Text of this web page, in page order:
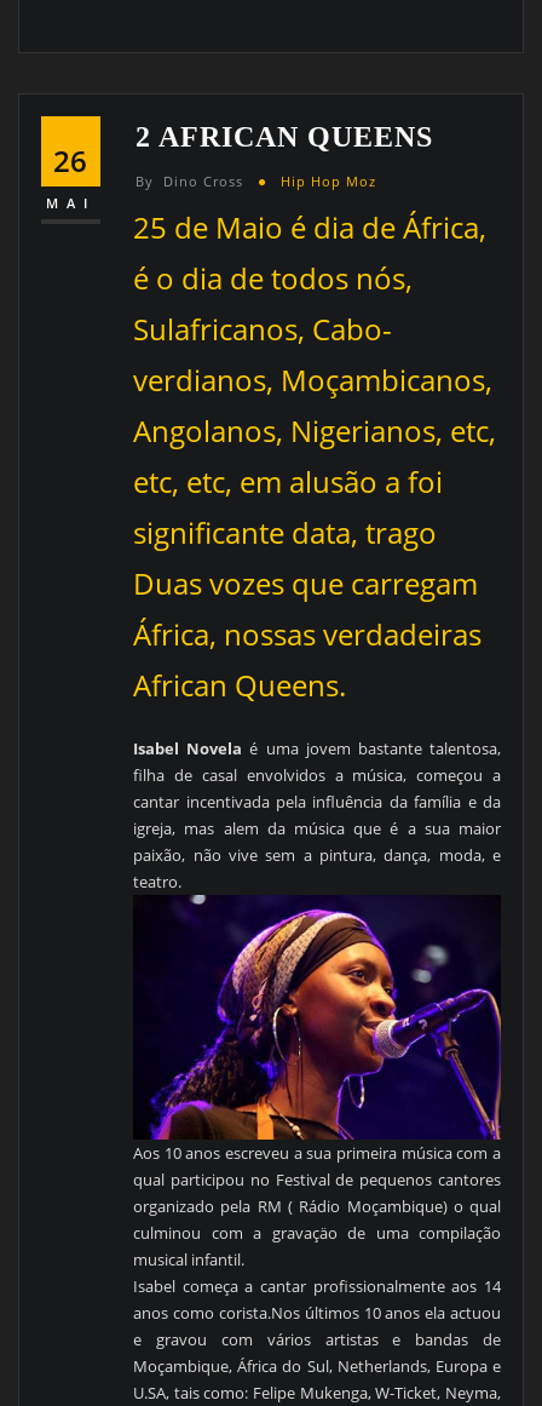
26
MAI
2 AFRICAN QUEENS
By Dino Cross Hip Hop Moz
25 de Maio é dia de África,
é o dia de todos nós,
Sulafricanos, Cabo-
verdianos, Moçambicanos,
Angolanos, Nigerianos, etc,
etc, etc, em alusão a foi
significante data, trago
Duas vozes que carregam
África, nossas verdadeiras
African Queens.
Isabel Novela é uma jovem bastante talentosa,
filha de casal envolvidos a música, começou a
cantar incentivada pela influência da família e da
igreja, mas alem da música que é a sua maior
paixão, não vive sem a pintura, dança, moda, e
teatro.
Aos 10 anos escreveu a sua primeira música com a
qual participou no Festival de pequenos cantores
organizado pela RM ( Rádio Moçambique) o qual
culminou com a gravaçäo de uma compilação
musical infantil.
Isabel começa a cantar profissionalmente aos 14
anos como corista.Nos últimos 10 anos ela actuou
e gravou com vários artistas e bandas de
Moçambique, África do Sul, Netherlands, Europa e
U.SA, tais como: Felipe Mukenga, W-Ticket, Neyma,